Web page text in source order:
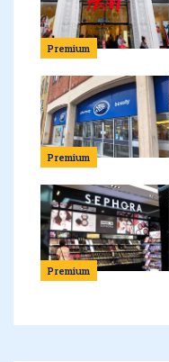
Premium
Premium
Premium